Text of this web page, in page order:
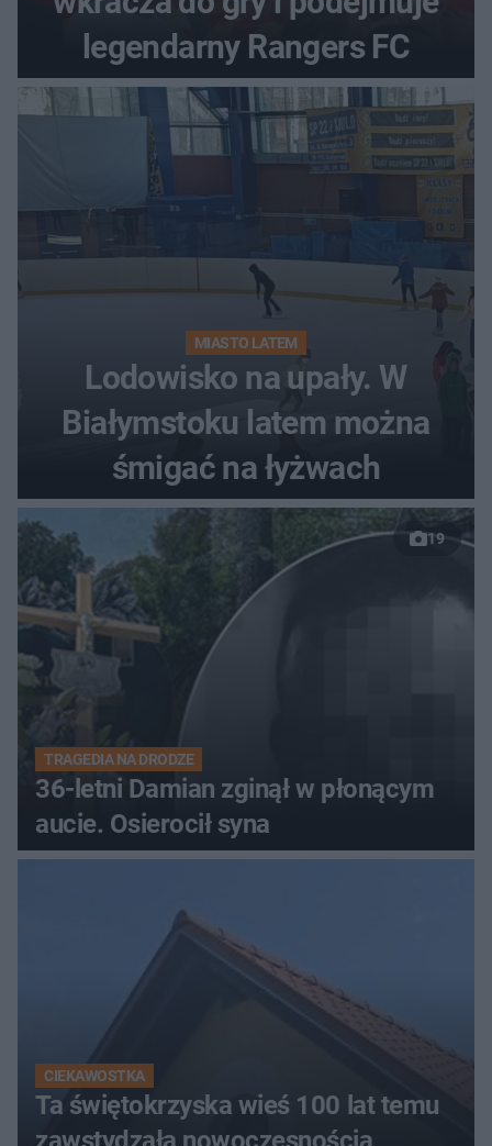
legendarny Rangers FC
MIASTO LATEM
Lodowisko na upały. W
Białymstoku latem można
śmigać na łyżwach
19
TRAGEDIA NA DRODZE
36-letni Damian zginął w płonącym
aucie. Osierocił syna
CIEKAWOSTKA
Ta świętokrzyska wieś 100 lat temu